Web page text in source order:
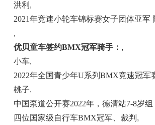
洪利 ,
2021年竞速小轮车锦标赛女子团体亚军
,
优贝童车签约BMX冠军骑手： ,
小车,
2022年全国青少年U系列BMX竞速冠军
桃子,
中国泵道公开赛2022年，德清站7-8岁组
四位国家级自行车BMX冠军、裁判 ,